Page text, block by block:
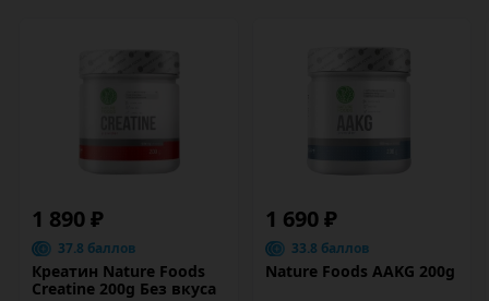
1 890 ₽
37.8 баллов
Креатин Nature Foods
Creatine 200g Без вкуса
1 690 ₽
33.8 баллов
Nature Foods AAKG 200g